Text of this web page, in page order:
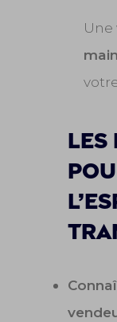
Une
main
les